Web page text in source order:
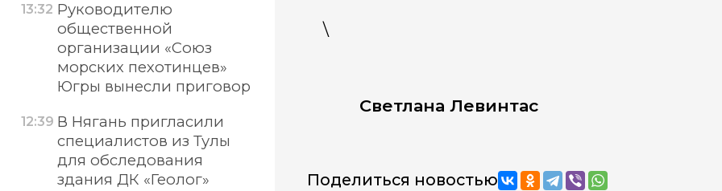
\
Светлана Левинтас
Поделиться новостью
13:32 Руководителю
общественной
организации «Союз
морских пехотинцев»
Югры вынесли приговор
12:39 В Нягань пригласили
специалистов из Тулы
для обследования
здания ДК «Геолог»